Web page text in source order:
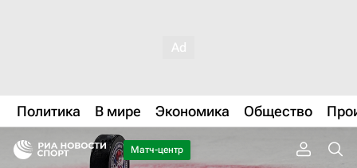
Политика В мире Экономика Общество
Матч-центр